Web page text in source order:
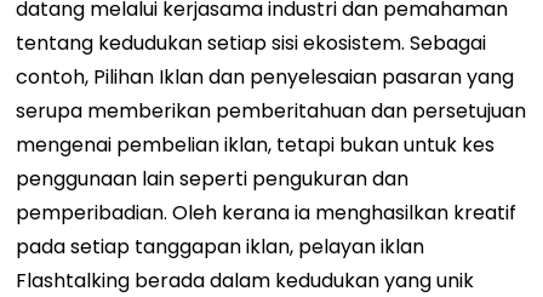
datang melalui kerjasama industri dan pemahaman
tentang kedudukan setiap sisi ekosistem. Sebagai
contoh, Pilihan Iklan dan penyelesaian pasaran yang
serupa memberikan pemberitahuan dan persetujuan
mengenai pembelian iklan, tetapi bukan untuk kes
penggunaan lain seperti pengukuran dan
pemperibadian. Oleh kerana ia menghasilkan kreatif
pada setiap tanggapan iklan, pelayan iklan
Flashtalking berada dalam kedudukan yang unik